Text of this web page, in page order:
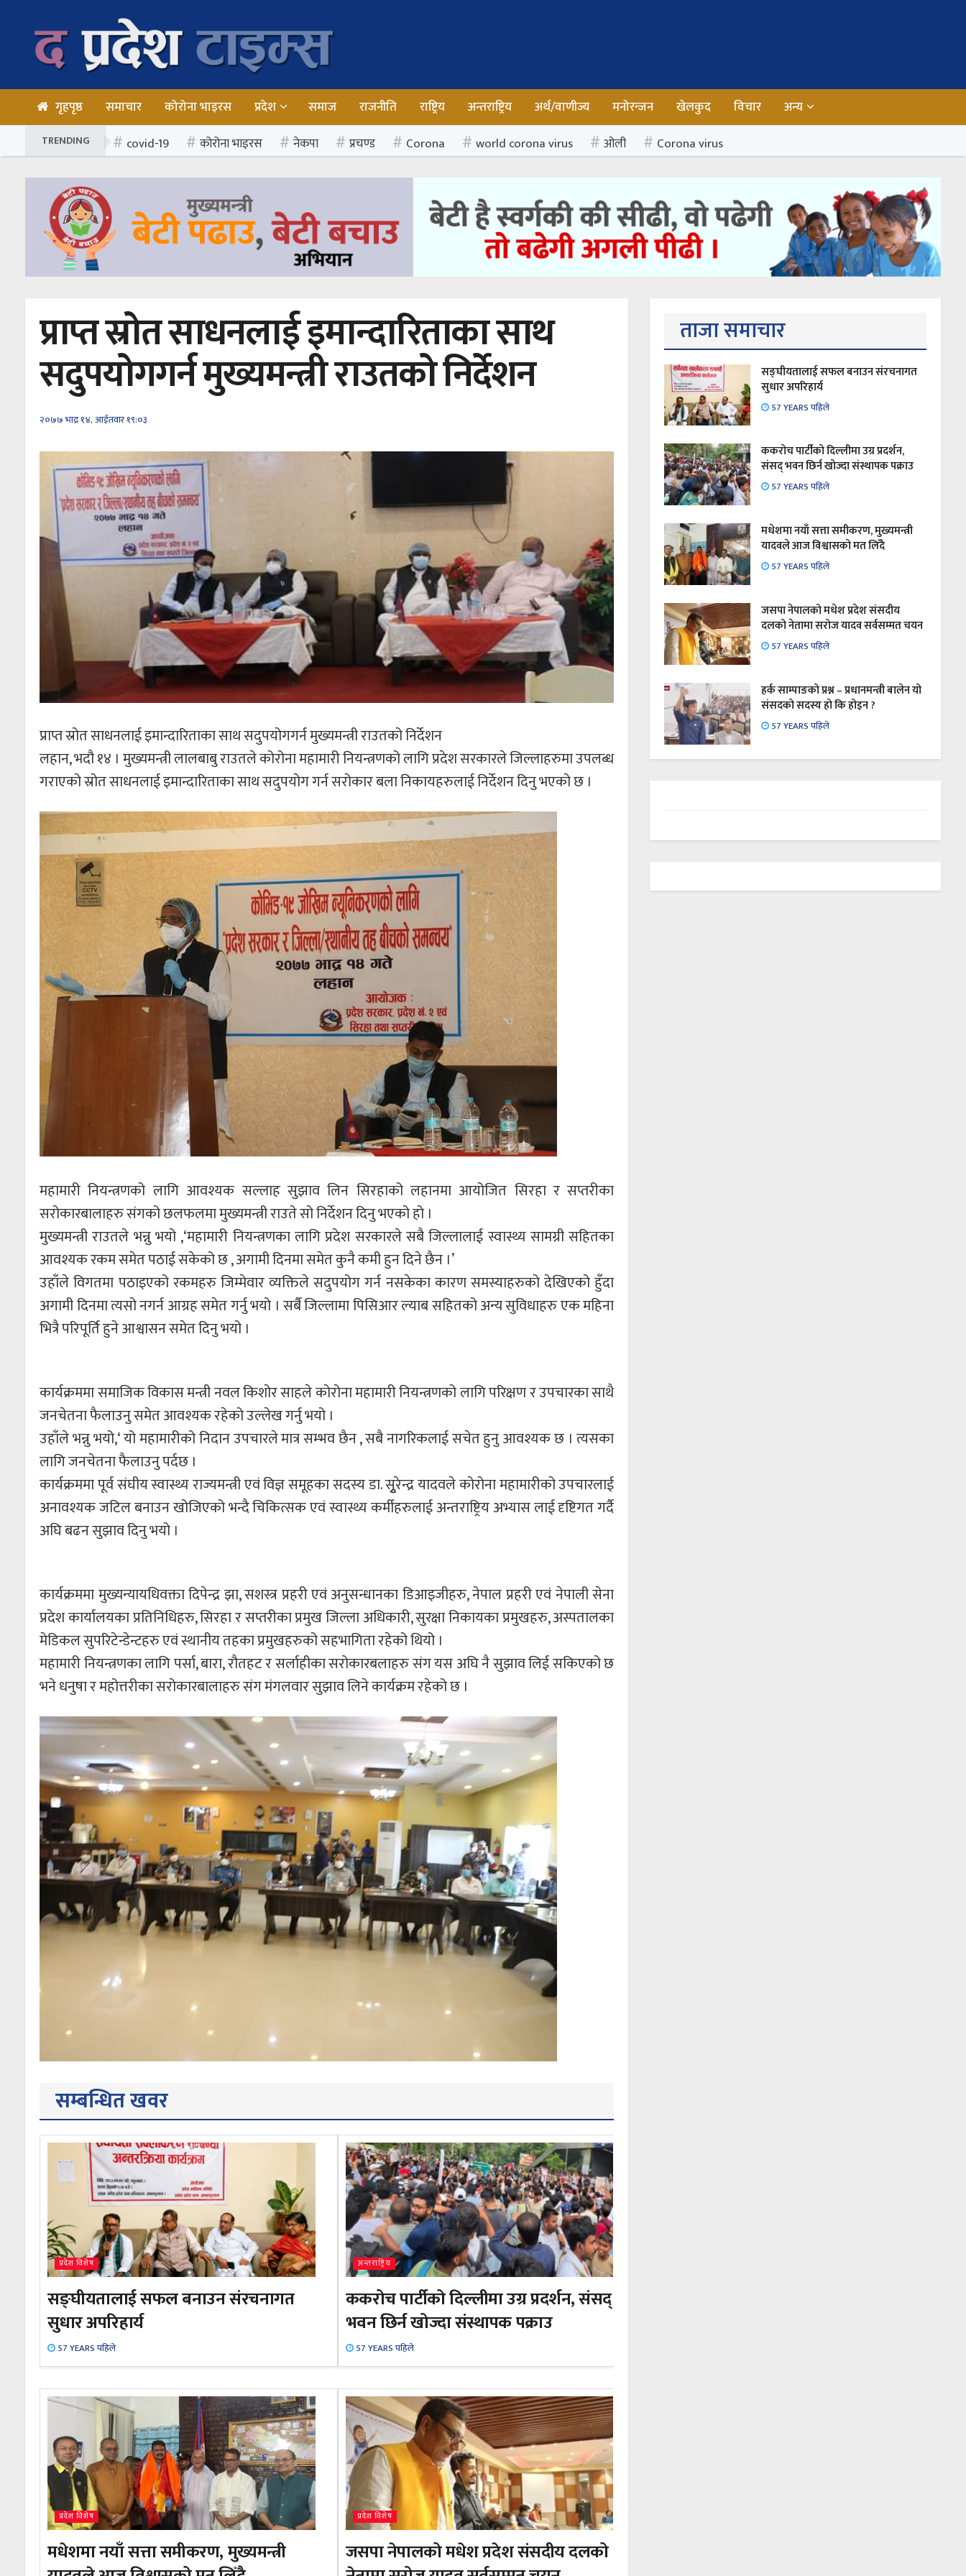
गृहपृष्ठ समाचार कोरोना भाइरस प्रदेश समाज राजनीति राष्ट्रिय अन्तराष्ट्रिय अर्थ/वाणीज्य मनोरन्जन खेलकुद विचार अन्य
TRENDING covid-19 कोरोना भाइरस नेकपा प्रचण्ड Corona world corona virus ओली Corona virus
प्राप्त स्रोत साधनलाई इमान्दारिताका साथ
सदुपयोगगर्न मुख्यमन्त्री राउतको निर्देशन
२०७७ भाद्र १४, आईतवार १९:०३
प्राप्त स्रोत साधनलाई इमान्दारिताका साथ सदुपयोगगर्न मुख्यमन्त्री राउतको निर्देशन
लहान, भदौ १४ । मुख्यमन्त्री लालबाबु राउतले कोरोना महामारी नियन्त्रणको लागि प्रदेश सरकारले जिल्लाहरुमा उपलब्ध
गराएको स्रोत साधनलाई इमान्दारिताका साथ सदुपयोग गर्न सरोकार बला निकायहरुलाई निर्देशन दिनु भएको छ ।
महामारी नियन्त्रणको लागि आवश्यक सल्लाह सुझाव लिन सिरहाको लहानमा आयोजित सिरहा र सप्तरीका
सरोकारबालाहरु संगको छलफलमा मुख्यमन्त्री राउते सो निर्देशन दिनु भएको हो ।
मुख्यमन्त्री राउतले भन्नु भयो ,‘महामारी नियन्त्रणका लागि प्रदेश सरकारले सबै जिल्लालाई स्वास्थ्य सामग्री सहितका
आवश्यक रकम समेत पठाई सकेको छ , अगामी दिनमा समेत कुनै कमी हुन दिने छैन ।’
उहाँले विगतमा पठाइएको रकमहरु जिम्मेवार व्यक्तिले सदुपयोग गर्न नसकेका कारण समस्याहरुको देखिएको हुँदा
अगामी दिनमा त्यसो नगर्न आग्रह समेत गर्नु भयो । सर्बै जिल्लामा पिसिआर ल्याब सहितको अन्य सुविधाहरु एक महिना
भित्रै परिपूर्ति हुने आश्वासन समेत दिनु भयो ।
कार्यक्रममा समाजिक विकास मन्त्री नवल किशोर साहले कोरोना महामारी नियन्त्रणको लागि परिक्षण र उपचारका साथै
जनचेतना फैलाउनु समेत आवश्यक रहेको उल्लेख गर्नु भयो ।
उहाँले भन्नु भयो,‘ यो महामारीको निदान उपचारले मात्र सम्भव छैन , सबै नागरिकलाई सचेत हुनु आवश्यक छ । त्यसका
लागि जनचेतना फैलाउनु पर्दछ ।
कार्यक्रममा पूर्व संघीय स्वास्थ्य राज्यमन्त्री एवं विज्ञ समूहका सदस्य डा. सृुरेन्द्र यादवले कोरोना महामारीको उपचारलाई
अनावश्यक जटिल बनाउन खोजिएको भन्दै चिकित्सक एवं स्वास्थ्य कर्मीहरुलाई अन्तराष्ट्रिय अभ्यास लाई दृष्टिगत गर्दै
अघि बढन सुझाव दिनु भयो ।
कार्यक्रममा मुख्यन्यायधिवक्ता दिपेन्द्र झा, सशस्त्र प्रहरी एवं अनुसन्धानका डिआइजीहरु, नेपाल प्रहरी एवं नेपाली सेना
प्रदेश कार्यालयका प्रतिनिधिहरु, सिरहा र सप्तरीका प्रमुख जिल्ला अधिकारी, सुरक्षा निकायका प्रमुखहरु, अस्पतालका
मेडिकल सुपरिटेन्डेन्टहरु एवं स्थानीय तहका प्रमुखहरुको सहभागिता रहेको थियो ।
महामारी नियन्त्रणका लागि पर्सा, बारा, रौतहट र सर्लाहीका सरोकारबलाहरु संग यस अघि नै सुझाव लिई सकिएको छ
भने धनुषा र महोत्तरीका सरोकारबालाहरु संग मंगलवार सुझाव लिने कार्यक्रम रहेको छ ।
सम्बन्धित खवर
प्रदेश विशेष
सङ्घीयतालाई सफल बनाउन संरचनागत
सुधार अपरिहार्य
57 YEARS पहिले
अन्तराष्ट्रिय
ककरोच पार्टीको दिल्लीमा उग्र प्रदर्शन, संसद्
भवन छिर्न खोज्दा संस्थापक पक्राउ
57 YEARS पहिले
प्रदेश विशेष
मधेशमा नयाँ सत्ता समीकरण, मुख्यमन्त्री
प्रदेश विशेष
जसपा नेपालको मधेश प्रदेश संसदीय दलको
ताजा समाचार
सङ्घीयतालाई सफल बनाउन संरचनागत
सुधार अपरिहार्य
57 YEARS पहिले
ककरोच पार्टीको दिल्लीमा उग्र प्रदर्शन,
संसद् भवन छिर्न खोज्दा संस्थापक पक्राउ
57 YEARS पहिले
मधेशमा नयाँ सत्ता समीकरण, मुख्यमन्त्री
यादवले आज विश्वासको मत लिँदै
57 YEARS पहिले
जसपा नेपालको मधेश प्रदेश संसदीय
दलको नेतामा सरोज यादव सर्वसम्मत चयन
57 YEARS पहिले
हर्क साम्पाङको प्रश्न – प्रधानमन्त्री बालेन यो
संसदको सदस्य हो कि होइन ?
57 YEARS पहिले